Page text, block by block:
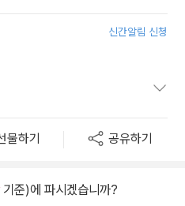
신간알림 신청
물하기 공유하기
기준)에 파시겠습니까?